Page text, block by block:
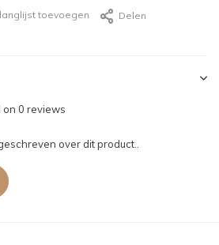
toevoegen Delen
on 0 reviews
over dit product..